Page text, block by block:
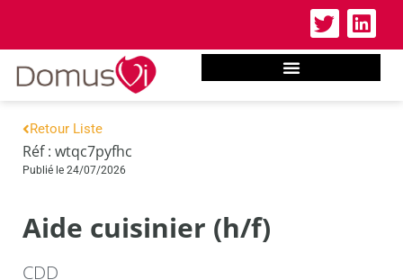
Retour Liste
Réf : wtqc7pyfhc
Publié le 24/07/2026
Aide cuisinier (h/f)
CDD